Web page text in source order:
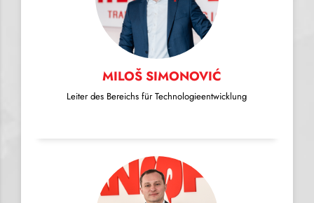
MILOŠ SIMONOVIĆ
Leiter des Bereichs für Technologieentwicklung